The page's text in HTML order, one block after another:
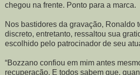
chegou na frente. Ponto para a marca.
Nos bastidores da gravação, Ronaldo
discreto, entretanto, ressaltou sua
escolhido pelo patrocinador de seu
“Bozzano confiou em mim antes
recuperação. E todos sabem que,